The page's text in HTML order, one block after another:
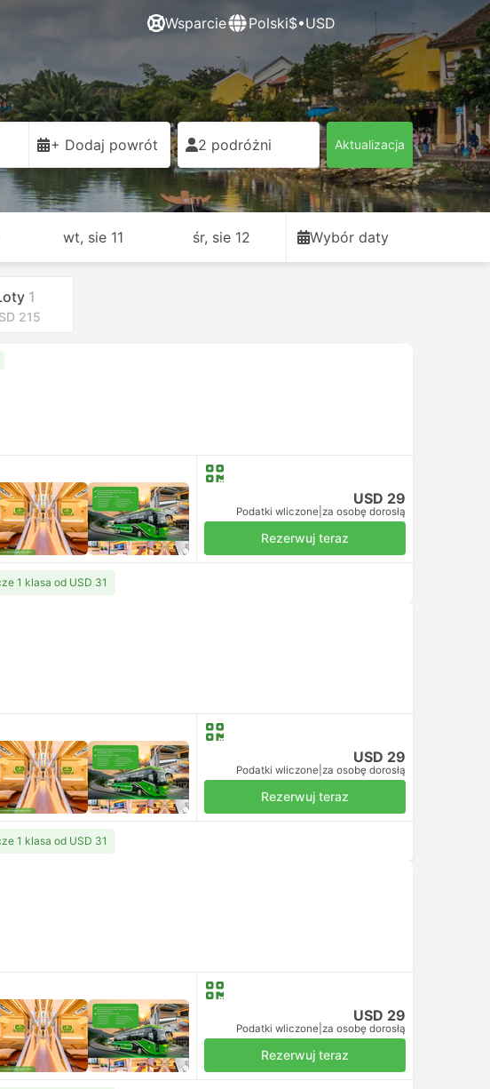
Wsparcie Polski$•USD
+ Dodaj powrót 2 podróżni Aktualizacja
wt, sie 11 śr, sie 12 Wybór daty
1
215
USD 29
Podatki wliczone za osobę dorosłą
Rezerwuj teraz
1 klasa od USD 31
USD 29
Podatki wliczone za osobę dorosłą
Rezerwuj teraz
1 klasa od USD 31
USD 29
Podatki wliczone za osobę dorosłą
Rezerwuj teraz